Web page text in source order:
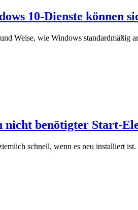
10-Dienste können
Weise, wie Windows standardmäßig
nicht benötigter Start-
schnell, wenn es neu installiert ist.